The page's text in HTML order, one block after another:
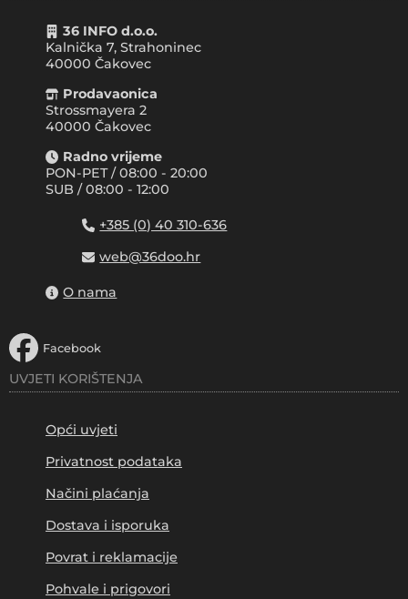
36 INFO d.o.o.
Kalnička 7, Strahoninec
40000 Čakovec
Prodavaonica
Strossmayera 2
40000 Čakovec
Radno vrijeme
PON-PET / 08:00 - 20:00
SUB / 08:00 - 12:00
+385 (0) 40 310-636
web@36doo.hr
O nama
Facebook
UVJETI KORIŠTENJA
Opći uvjeti
Privatnost podataka
Načini plaćanja
Dostava i isporuka
Povrat i reklamacije
Pohvale i prigovori